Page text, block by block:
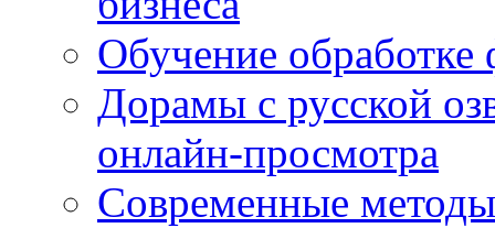
Обучение
Дорамы с русской
онлайн-просмотра
Современные